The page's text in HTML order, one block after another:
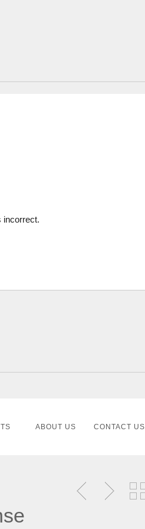
incorrect.
ABOUT US CONTACT US